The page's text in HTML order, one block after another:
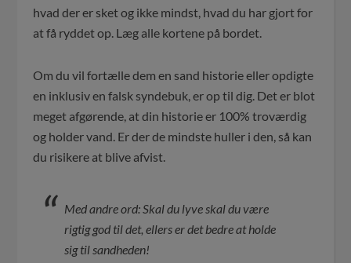
hvad der er sket og ikke mindst, hvad du har gjort for
at få ryddet op. Læg alle kortene på bordet.
Om du vil fortælle dem en sand historie eller opdigte
en inklusiv en falsk syndebuk, er op til dig. Det er blot
meget afgørende, at din historie er 100% troværdig
og holder vand. Er der de mindste huller i den, så kan
du risikere at blive afvist.
Med andre ord: Skal du lyve skal du være
rigtig god til det, ellers er det bedre at holde
sig til sandheden!